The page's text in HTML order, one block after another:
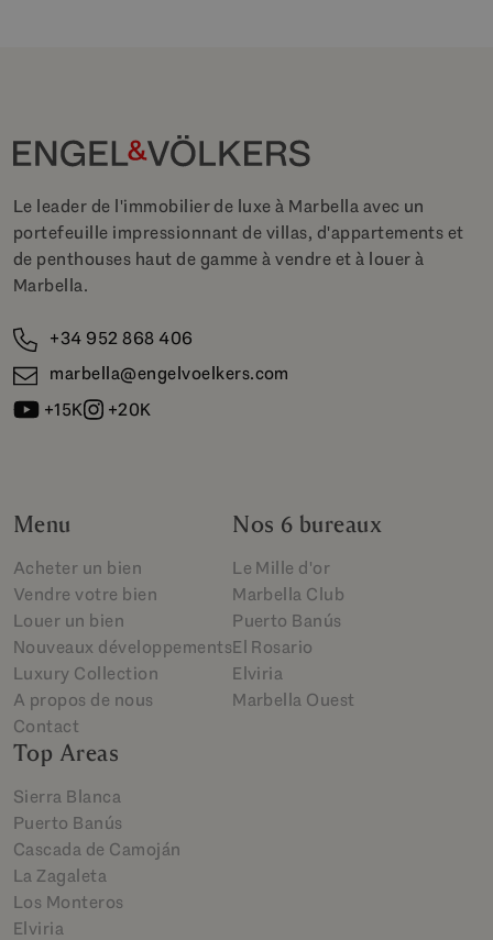
Le leader de l'immobilier de luxe à Marbella avec un
portefeuille impressionnant de villas, d'appartements et
de penthouses haut de gamme à vendre et à louer à
Marbella.
+34 952 868 406
marbella@engelvoelkers.com
+15K
+20K
Menu
Acheter un bien
Vendre votre bien
Louer un bien
Nouveaux développements
Luxury Collection
A propos de nous
Contact
Nos 6 bureaux
Le Mille d'or
Marbella Club
Puerto Banús
El Rosario
Elviria
Marbella Ouest
Top Areas
Sierra Blanca
Puerto Banús
Cascada de Camoján
La Zagaleta
Los Monteros
Elviria